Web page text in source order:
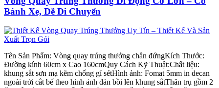
Bánh Xe, Dễ Di Chuyển
Tên Sản Phẩm: Vòng quay trúng thưởng chân đứngKích Thước:
Đường kính 60cm x Cao 160cmQuy Cách Kỹ Thuật:Chất liệu:
khung sắt sơn mạ kẽm chống gỉ sétHình ảnh: Fomat 5mm in decan
ngoài trời cắt bế theo hình ảnh dán bồi lên khung sắtThân trụ gồm 2